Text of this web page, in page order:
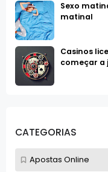
Sexo
matinal
Casinos
começar a
CATEGORIAS
Apostas Online